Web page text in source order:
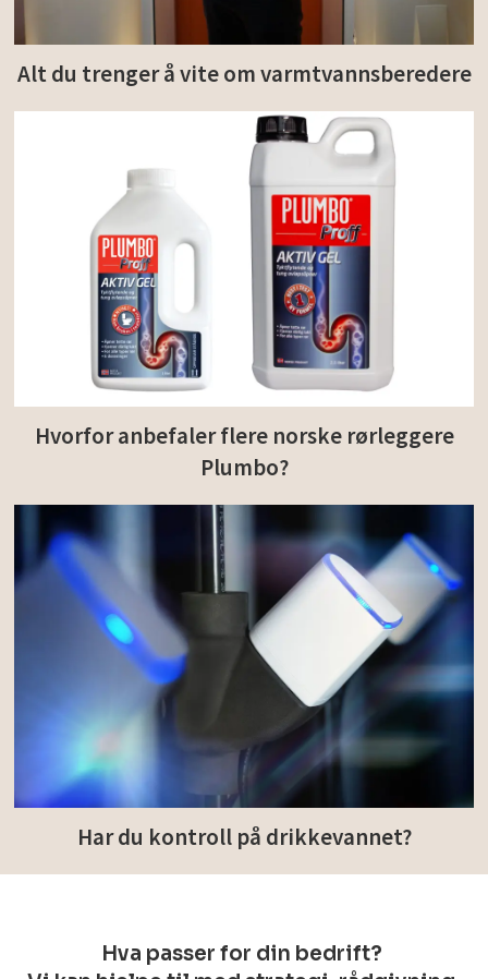
Alt du trenger å vite om varmtvannsberedere
Hvorfor anbefaler flere norske rørleggere
Plumbo?
Har du kontroll på drikkevannet?
Hva passer for din bedrift?